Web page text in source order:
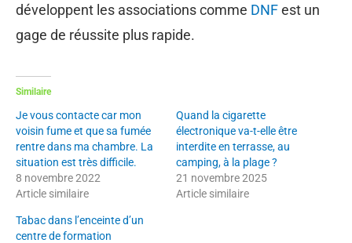
développent les associations comme DNFest un
gage de réussite plus rapide.
Similaire
Je vous contacte car mon
voisin fume et que sa fumée
rentre dans ma chambre. La
situation est très difficile.
8 novembre 2022
Article similaire
Quand la cigarette
électronique va-t-elle être
interdite en terrasse, au
camping, à la plage ?
21 novembre 2025
Article similaire
Tabac dans l’enceinte d’un
centre de formation